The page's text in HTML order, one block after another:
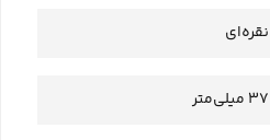
نقره‌ای
37 میلی‌متر